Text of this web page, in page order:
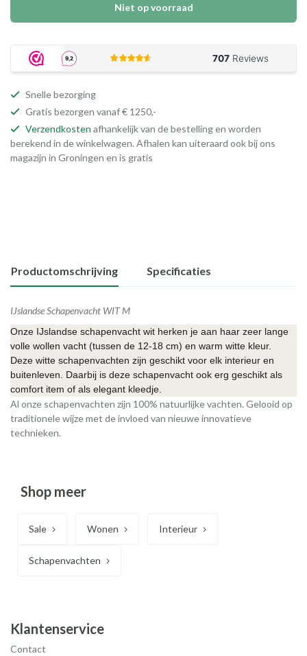
Niet op voorraad
Snelle bezorging
Gratis bezorgen vanaf € 1250,-
Verzendkosten afhankelijk van de bestelling en worden
berekend in de winkelwagen. Afhalen kan uiteraard ook bij ons
magazijn in Groningen en is gratis
Productomschrijving Specificaties
IJslandse Schapenvacht WIT M
Onze IJslandse schapenvacht wit herken je aan haar zeer lange
volle wollen vacht (tussen de 12-18 cm) en warm witte kleur.
Deze witte schapenvachten zijn geschikt voor elk interieur en
buitenleven. Daarbij is deze schapenvacht ook erg geschikt als
comfort item of als elegant kleedje.
Al onze schapenvachten zijn 100% natuurlijke vachten. Gelooid op
traditionele wijze met de invloed van nieuwe innovatieve
technieken.
Shop meer
Sale Wonen Interieur
Schapenvachten
Klantenservice
Contact